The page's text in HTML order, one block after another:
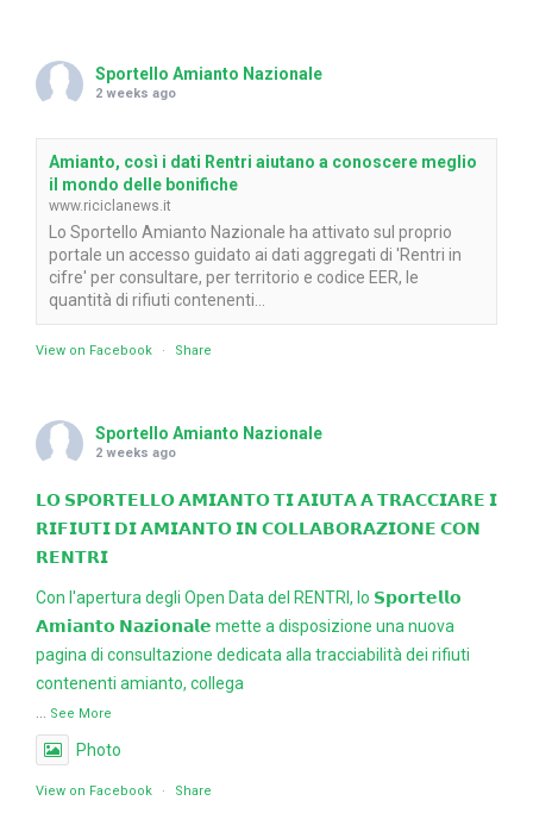
Sportello Amianto Nazionale
2 weeks ago
Amianto, così i dati Rentri aiutano a conoscere meglio
il mondo delle bonifiche
www.riciclanews.it
Lo Sportello Amianto Nazionale ha attivato sul proprio
portale un accesso guidato ai dati aggregati di 'Rentri in
cifre' per consultare, per territorio e codice EER, le
quantità di rifiuti contenenti...
View on Facebook · Share
Sportello Amianto Nazionale
2 weeks ago
𝗟𝗢 𝗦𝗣𝗢𝗥𝗧𝗘𝗟𝗟𝗢 𝗔𝗠𝗜𝗔𝗡𝗧𝗢 𝗧𝗜 𝗔𝗜𝗨𝗧𝗔 𝗔 𝗧𝗥𝗔𝗖𝗖𝗜𝗔𝗥𝗘 𝗜
𝗥𝗜𝗙𝗜𝗨𝗧𝗜 𝗗𝗜 𝗔𝗠𝗜𝗔𝗡𝗧𝗢 𝗜𝗡 𝗖𝗢𝗟𝗟𝗔𝗕𝗢𝗥𝗔𝗭𝗜𝗢𝗡𝗘 𝗖𝗢𝗡
𝗥𝗘𝗡𝗧𝗥𝗜
Con l'apertura degli Open Data del RENTRI, lo 𝗦𝗽𝗼𝗿𝘁𝗲𝗹𝗹𝗼
𝗔𝗺𝗶𝗮𝗻𝘁𝗼 𝗡𝗮𝘇𝗶𝗼𝗻𝗮𝗹𝗲 mette a disposizione una nuova
pagina di consultazione dedicata alla tracciabilità dei rifiuti
contenenti amianto, collega
See More
Photo
View on Facebook · Share